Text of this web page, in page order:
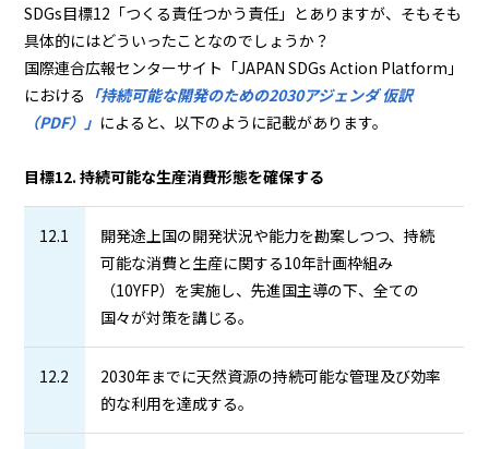
SDGs目標12「つくる責任つかう責任」とありますが、そもそも
具体的にはどういったことなのでしょうか？
国際連合広報センターサイト「JAPAN SDGs Action Platform」
における 「持続可能な開発のための2030アジェンダ 仮訳
（PDF）」 によると、以下のように記載があります。
目標12. 持続可能な生産消費形態を確保する
12.1
開発途上国の開発状況や能力を勘案しつつ、持続
可能な消費と生産に関する10年計画枠組み
（10YFP）を実施し、先進国主導の下、全ての
国々が対策を講じる。
12.2
2030年までに天然資源の持続可能な管理及び効率
的な利用を達成する。